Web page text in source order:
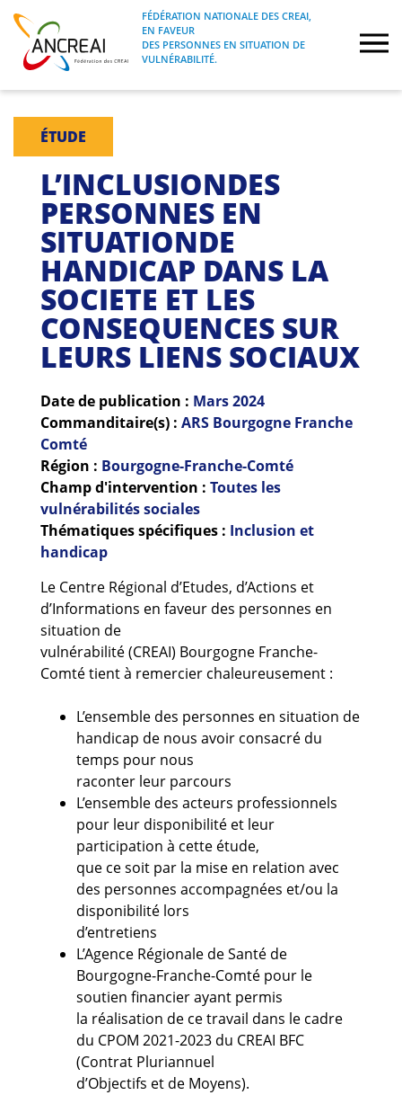
Skip
content
ANCREAI
FÉDÉRATION NATIONALE DES CREAI, EN
FAVEUR DES PERSONNES EN SITUATION
FÉDÉRATION NATIONALE DES CREAI,
EN FAVEUR
DES PERSONNES EN SITUATION DE
VULNÉRABILITÉ.
À propos
Journées nationales
Formations
Projets Fédéraux
Espace emploi
Guides et outils
Actualités
ARSENE
ÉTUDE
L’INCLUSIONDES
PERSONNES EN
SITUATIONDE
HANDICAP DANS LA
SOCIETE ET LES
CONSEQUENCES SUR
LEURS LIENS SOCIAUX
Date de publication : Mars2024
Commanditaire(s) : ARS Bourgogne Franche
Comté
Région : Bourgogne-Franche-Comté
Champ d'intervention : Toutes les
vulnérabilités sociales
Thématiques spécifiques : Inclusion et
handicap
Le Centre Régional d’Etudes, d’Actions et
d’Informations en faveur des personnes en
situation de
vulnérabilité (CREAI) Bourgogne Franche-
Comté tient à remercier chaleureusement :
L’ensemble des personnes en situation de
handicap de nous avoir consacré du
temps pour nous
raconter leur parcours
L’ensemble des acteurs professionnels
pour leur disponibilité et leur
participation à cette étude,
que ce soit par la mise en relation avec
des personnes accompagnées et/ou la
disponibilité lors
d’entretiens
L’Agence Régionale de Santé de
Bourgogne-Franche-Comté pour le
soutien financier ayant permis
la réalisation de ce travail dans le cadre
du CPOM 2021-2023 du CREAI BFC
(Contrat Pluriannuel
d’Objectifs et de Moyens).